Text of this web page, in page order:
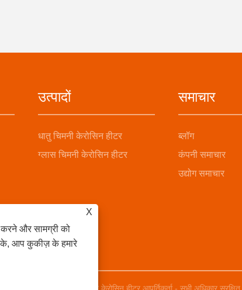
उत्पादों
धातु चिमनी केरोसिन हीटर
ग्लास चिमनी केरोसिन हीटर
समाचार
ब्लॉग
कंपनी समाचार
उद्योग समाचार
X
और सामग्री को
आप कुकीज़ के हमारे